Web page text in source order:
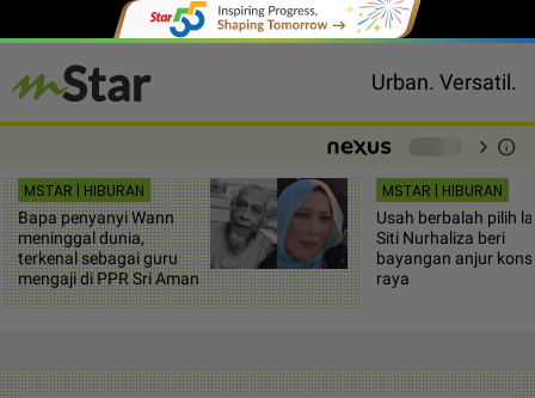
Urban. Versatil.
chevron_right info
MSTAR | HIBURAN
Bapa penyanyi Wann
meninggal dunia,
terkenal sebagai guru
mengaji di PPR Sri Aman
MSTAR | HIBURAN
Usah berbalah pilih
Siti Nurhaliza beri
bayangan anjur
raya